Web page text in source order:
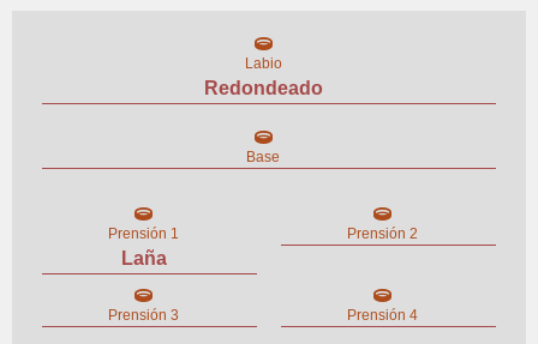
Labio
Redondeado
Base
Prensión 1
Laña
Prensión 2
Prensión 3 Prensión 4